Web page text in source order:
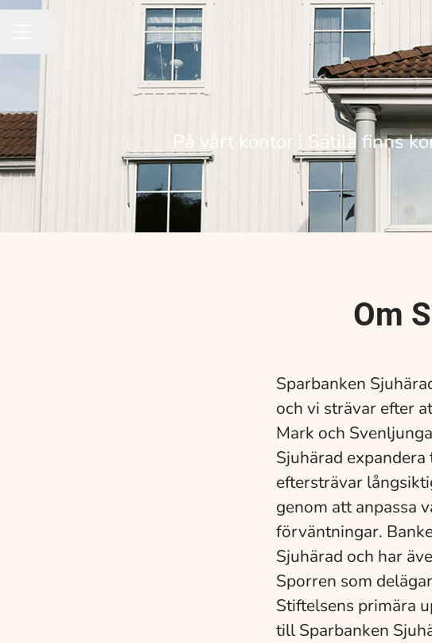
På vårt kontor i Sätila finns
Om
Sparbanken
och vi strävar efter
Mark och
Sjuhärad
eftersträvar
genom att anpassa
förväntningar.
Sjuhärad och har
Sporren som
Stiftelsens primära
till Sparbanken